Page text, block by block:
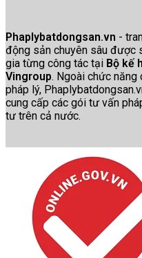
Phaplybatdongsan.vn -
động sản chuyên sâu được
gia từng công tác tại Bộ kế
Vingroup. Ngoài chức năng
pháp lý,
cung cấp các gói tư vấn
tư trên cả nước.